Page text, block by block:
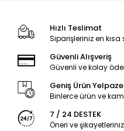
Hızlı Teslimat
Siparişleriniz en kısa
Güvenli Alışveriş
Güvenli ve kolay
Geniş Ürün
Binlerce ürün ve
7 / 24 DESTEK
Öneri ve